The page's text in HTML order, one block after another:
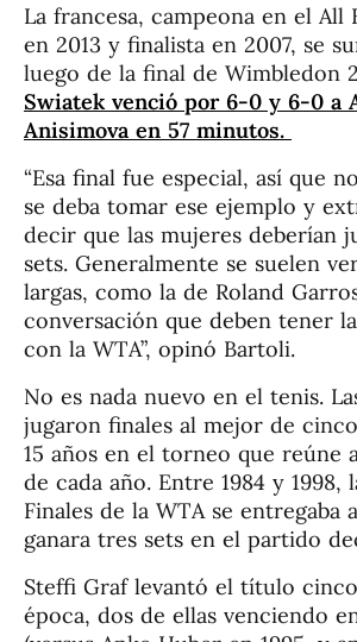
La francesa, campeona en el All
en 2013 y finalista en 2007, se
luego de la final de Wimbledon
Swiatek venció por 6-0 y 6-0 a
Anisimova en 57 minutos.
“Esa final fue especial, así que
se deba tomar ese ejemplo y
decir que las mujeres deberían
sets. Generalmente se suelen
largas, como la de Roland
conversación que deben tener
con la WTA”, opinó Bartoli.
No es nada nuevo en el tenis.
jugaron finales al mejor de
15 años en el torneo que reúne
de cada año. Entre 1984 y 1998,
Finales de la WTA se entregaba
ganara tres sets en el partido
Steffi Graf levantó el título
época, dos de ellas venciendo